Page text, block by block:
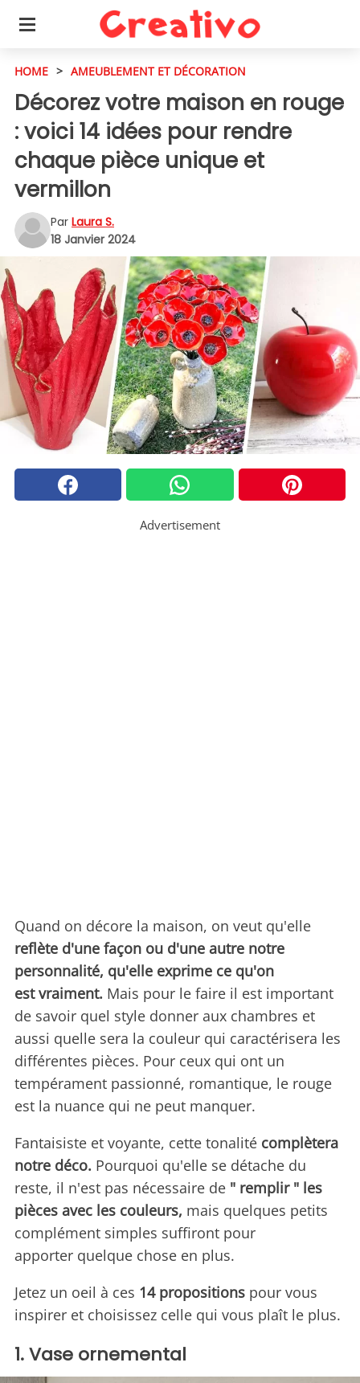
HOME > AMEUBLEMENT ET DÉCORATION
Décorez votre maison en rouge
: voici 14 idées pour rendre
chaque pièce unique et
vermillon
Par Laura S.
18 Janvier 2024
Advertisement
Quand on décore la maison, on veut qu'elle
reflète d'une façon ou d'une autre notre
personnalité, qu'elle exprime ce qu'on
estvraiment. Mais pour le faire il est important
de savoir quel style donner aux chambres et
aussi quelle sera la couleur qui caractérisera les
différentes pièces. Pour ceux qui ont un
tempérament passionné, romantique, le rouge
est la nuance qui ne peut manquer.
Fantaisiste et voyante, cette tonalité complètera
notre déco. Pourquoi qu'elle se détache du
reste, il n'est pas nécessaire de " remplir " les
pièces avec les couleurs, mais quelques petits
complément simples suffiront pour
apporter quelque chose en plus.
Jetez un oeil à ces 14 propositions pour vous
inspirer et choisissez celle qui vous plaît le plus.
1. Vase ornemental